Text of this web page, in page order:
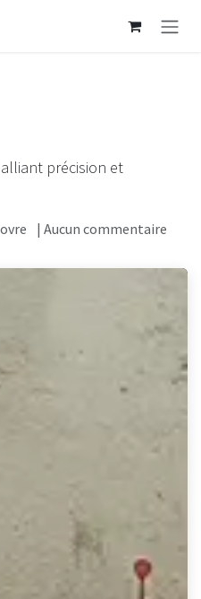
précision et
| Aucun commentaire